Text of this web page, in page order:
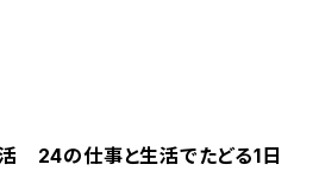
24の仕事と生活でたどる1日